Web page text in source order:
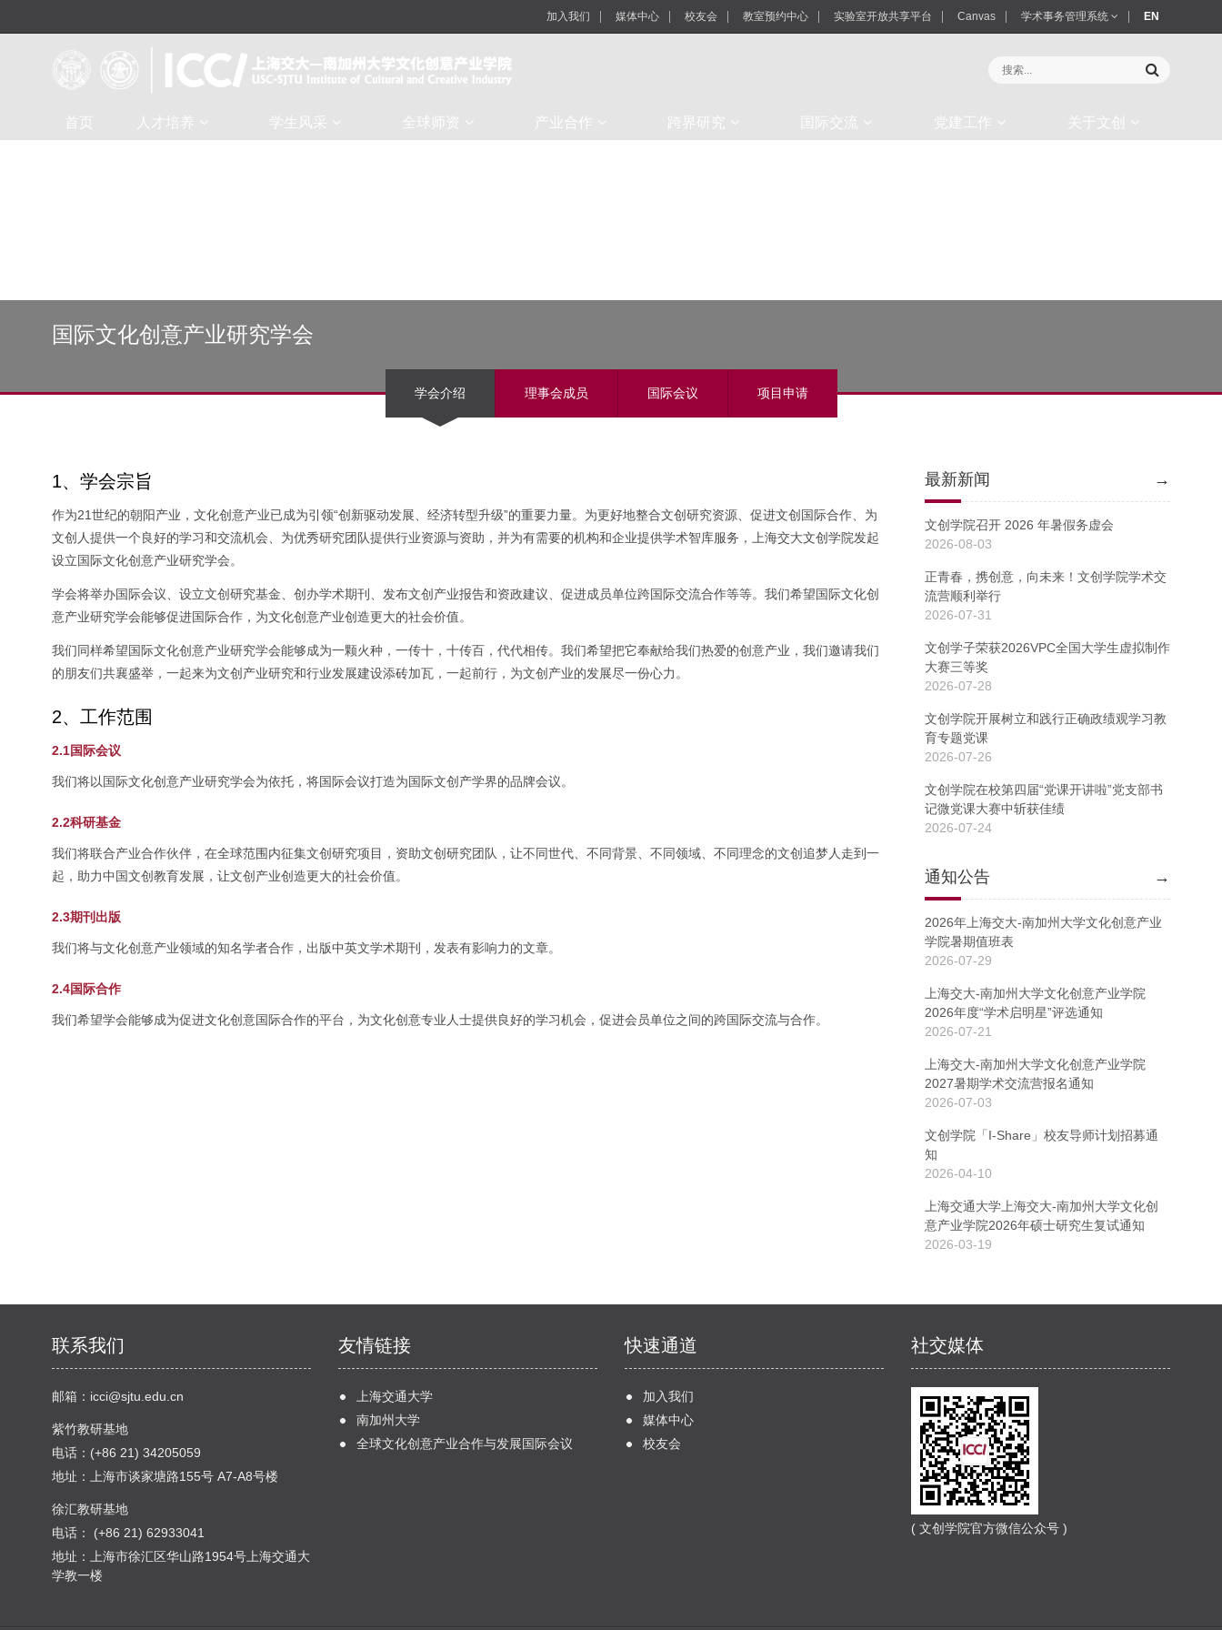
加入我们 媒体中心 校友会 教室预约中心 实验室开放共享平台 Canvas 学术事务管理系统 EN
首页 人才培养 学生风采 全球师资 产业合作 跨界研究 国际交流 党建工作 关于文创
国际文化创意产业研究学会
学会介绍 理事会成员 国际会议 项目申请
1、学会宗旨
作为21世纪的朝阳产业，文化创意产业已成为引领“创新驱动发展、经济转型升级”的重要力量。为更好地整合文创研究资源、促进文创国际合作、为
文创人提供一个良好的学习和交流机会、为优秀研究团队提供行业资源与资助，并为有需要的机构和企业提供学术智库服务，上海交大文创学院发起
设立国际文化创意产业研究学会。
学会将举办国际会议、设立文创研究基金、创办学术期刊、发布文创产业报告和资政建议、促进成员单位跨国际交流合作等等。我们希望国际文化创
意产业研究学会能够促进国际合作，为文化创意产业创造更大的社会价值。
我们同样希望国际文化创意产业研究学会能够成为一颗火种，一传十，十传百，代代相传。我们希望把它奉献给我们热爱的创意产业，我们邀请我们
的朋友们共襄盛举，一起来为文创产业研究和行业发展建设添砖加瓦，一起前行，为文创产业的发展尽一份心力。
2、工作范围
2.1国际会议
我们将以国际文化创意产业研究学会为依托，将国际会议打造为国际文创产学界的品牌会议。
2.2科研基金
我们将联合产业合作伙伴，在全球范围内征集文创研究项目，资助文创研究团队，让不同世代、不同背景、不同领域、不同理念的文创追梦人走到一
起，助力中国文创教育发展，让文创产业创造更大的社会价值。
2.3期刊出版
我们将与文化创意产业领域的知名学者合作，出版中英文学术期刊，发表有影响力的文章。
2.4国际合作
我们希望学会能够成为促进文化创意国际合作的平台，为文化创意专业人士提供良好的学习机会，促进会员单位之间的跨国际交流与合作。
最新新闻 →
文创学院召开 2026 年暑假务虚会
2026-08-03
正青春，携创意，向未来！文创学院学术交
流营顺利举行
2026-07-31
文创学子荣获2026VPC全国大学生虚拟制作
大赛三等奖
2026-07-28
文创学院开展树立和践行正确政绩观学习教
育专题党课
2026-07-26
文创学院在校第四届“党课开讲啦”党支部书
记微党课大赛中斩获佳绩
2026-07-24
通知公告 →
2026年上海交大-南加州大学文化创意产业
学院暑期值班表
2026-07-29
上海交大-南加州大学文化创意产业学院
2026年度“学术启明星”评选通知
2026-07-21
上海交大-南加州大学文化创意产业学院
2027暑期学术交流营报名通知
2026-07-03
文创学院「I-Share」校友导师计划招募通
知
2026-04-10
上海交通大学上海交大-南加州大学文化创
意产业学院2026年硕士研究生复试通知
2026-03-19
联系我们
邮箱： icci@sjtu.edu.cn
紫竹教研基地
电话：(+86 21) 34205059
地址：上海市谈家塘路155号 A7-A8号楼
徐汇教研基地
电话： (+86 21) 62933041
地址：上海市徐汇区华山路1954号上海交通大
学教一楼
友情链接
上海交通大学
南加州大学
全球文化创意产业合作与发展国际会议
快速通道
加入我们
媒体中心
校友会
社交媒体
( 文创学院官方微信公众号 )